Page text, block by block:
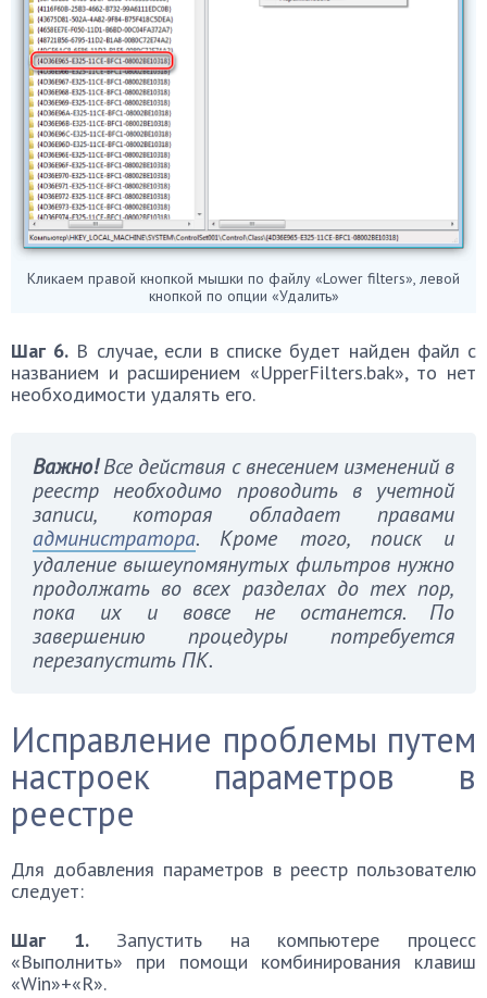
Кликаем правой кнопкой мышки по файлу «Lower filters», левой
кнопкой по опции «Удалить»
Шаг 6. В случае, если в списке будет найден файл с
названием и расширением «UpperFilters.bak», то нет
необходимости удалять его.
Важно!Все действия с внесением изменений в
реестр необходимо проводить в учетной
записи, которая обладает правами
администратора. Кроме того, поиск и
удаление вышеупомянутых фильтров нужно
продолжать во всех разделах до тех пор,
пока их и вовсе не останется. По
завершению процедуры потребуется
перезапустить ПК.
Исправление проблемы путем
настроек параметров в
реестре
Для добавления параметров в реестр пользователю
следует:
Шаг 1.Запустить на компьютере процесс
«Выполнить» при помощи комбинирования клавиш
«Win»+«R».